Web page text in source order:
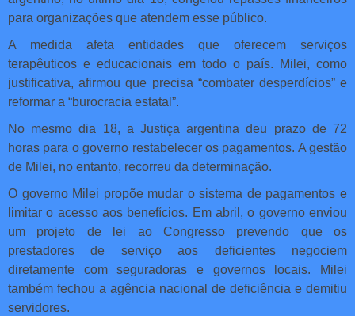
para organizações que atendem esse público.
A medida afeta entidades que oferecem serviços
terapêuticos e educacionais em todo o país. Milei, como
justificativa, afirmou que precisa “combater desperdícios” e
reformar a “burocracia estatal”.
No mesmo dia 18, a Justiça argentina deu prazo de 72
horas para o governo restabelecer os pagamentos. A gestão
de Milei, no entanto, recorreu da determinação.
O governo Milei propõe mudar o sistema de pagamentos e
limitar o acesso aos benefícios. Em abril, o governo enviou
um projeto de lei ao Congresso prevendo que os
prestadores de serviço aos deficientes negociem
diretamente com seguradoras e governos locais. Milei
também fechou a agência nacional de deficiência e demitiu
servidores.